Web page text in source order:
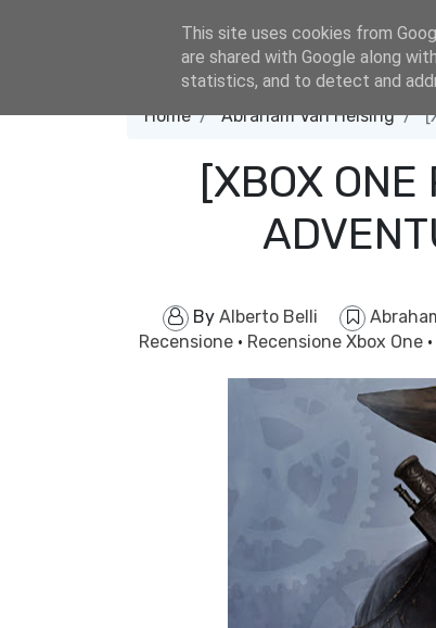
Home Abraham Van Helsing
[XBOX
By Alberto Belli
Recensione · Recensione Xbox One ·
This site uses cookies from
are shared with Google along
statistics, and to detect and